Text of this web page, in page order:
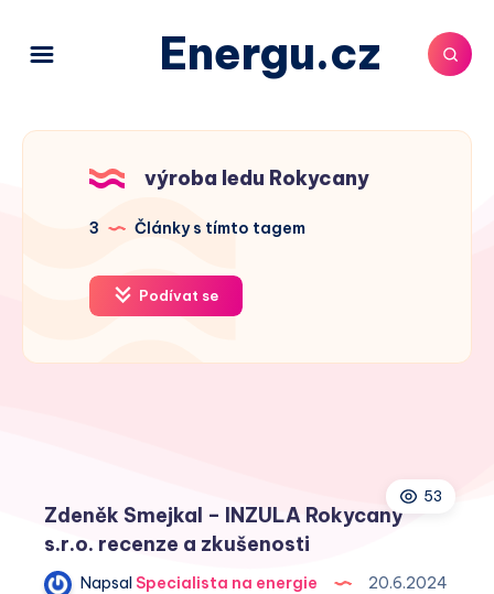
Energu.cz
výroba ledu Rokycany
3 Články s tímto tagem
Podívat se
53
Zdeněk Smejkal – INZULA Rokycany
s.r.o. recenze a zkušenosti
Napsal Specialista na energie 20.6.2024